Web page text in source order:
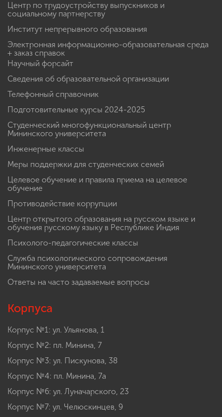
Центр по трудоустройству выпускников и
социальному партнерству
Институт непрерывного образования
Электронная информационно-образовательная среда
+ заказ справок
Научный форсайт
Сведения об образовательной организации
Телефонный справочник
Подготовительные курсы 2024-2025
Студенческий многофункциональный центр
Мининского университета
Инженерные классы
Меры поддержки для студенческих семей
Целевое обучение и правила приема на целевое
обучение
Противодействие коррупции
Центр открытого образования на русском языке и
обучения русскому языку в Республике Индия
Психолого-педагогические классы
Служба психологического сопровождения
Мининского университета
Ответы на часто задаваемые вопросы
Корпуса
Корпус №1: ул. Ульянова, 1
Корпус №2: пл. Минина, 7
Корпус №3: ул. Пискунова, 38
Корпус №4: пл. Минина, 7а
Корпус №6: ул. Луначарского, 23
Корпус №7: ул. Челюскинцев, 9